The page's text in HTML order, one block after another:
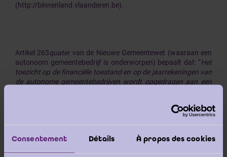
Consentement Détails À propos des cookies
(http://binnenland.vlaanderen.be).
Artikel 263quatervan de Nieuwe Gemeentewet (waaraan een
autonoom gemeentebedrijf is onderworpen) bepaalt dat: “Het
toezicht op de financiële toestand en op de jaarrekeningen van
de autonome gemeentebedrijven wordt opgedragen aan een
gemeentebedrijf en waarvan ten minste één lid is van het